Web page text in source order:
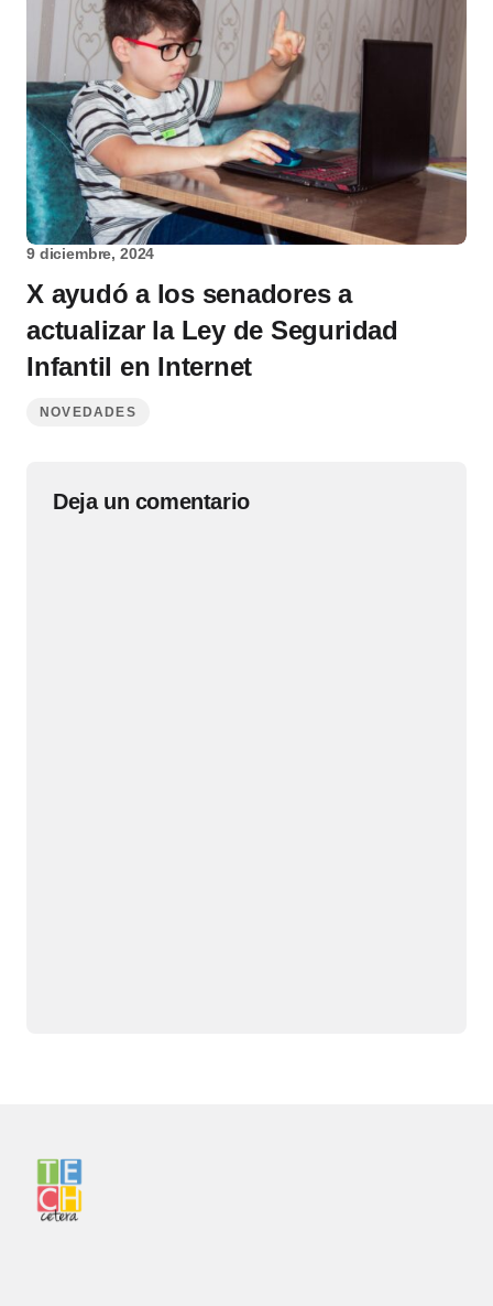
9 diciembre, 2024
X ayudó a los senadores a
actualizar la Ley de Seguridad
Infantil en Internet
NOVEDADES
Deja un comentario